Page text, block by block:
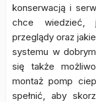
konserwacją i
chce wiedzieć,
przeglądy oraz
systemu w
się także
montaż pomp
spełnić, aby